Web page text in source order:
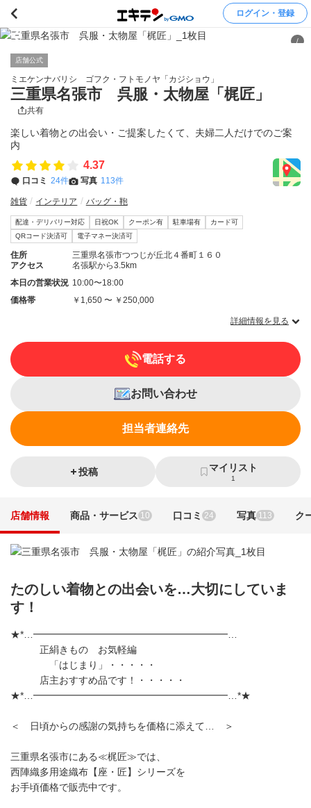
ログイン・登録
/
店舗公式
ミエケンナバリシ ゴフク・フトモノヤ「カジショウ」
三重県名張市 呉服・太物屋「梶匠」
共有
楽しい着物との出会い・ご提案したくて、夫婦二人だけでのご案
内
4.37
口コミ 24件 写真 113件
雑貨 インテリア バッグ・鞄
配達・デリバリー対応 日祝OK クーポン有 駐車場有
カード可
QRコード決済可
電子マネー決済可
住所
三重県名張市つつじが丘北４番町１６０
アクセス
名張駅から3.5km
本日の営業状況 10:00〜18:00
価格帯
￥1,650 〜 ￥250,000
詳細情報を見る
電話する
お問い合わせ
担当者連絡先
投稿 マイリスト
1
店舗情報 商品・サービス 10 口コミ 24 写真 113 ク
たのしい着物との出会いを…大切にしていま
す！
★*…━━━━━━━━━━━━━━━━━━━━…
正絹きもの お気軽編
「はじまり」・・・・・
店主おすすめ品です！・・・・・
★*…━━━━━━━━━━━━━━━━━━━━…*★
＜ 日頃からの感謝の気持ちを価格に添えて… ＞
三重県名張市にある≪梶匠≫では、
西陣織多用途織布【座・匠】シリーズを
お手頃価格で販売中です。